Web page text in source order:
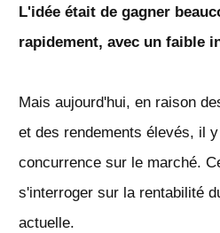
L'idée était de gagner
rapidement, avec un faible
Mais aujourd'hui, en raison
et des rendements élevés, il
concurrence sur le marché.
s'interroger sur la rentabilité
actuelle.